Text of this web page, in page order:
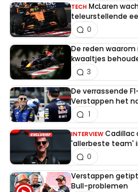
TECH McLaren
teleurstellende
0
De reden waarom
kwaaltjes
3
De verrassende
Verstappen het
1
INTERVIEW Cadillac
'allerbeste team'
0
Verstappen getipt
Bull-problemen